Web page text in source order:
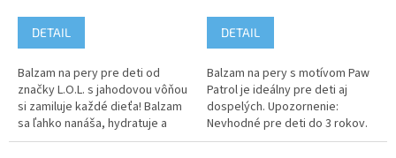
DETAIL
Balzam na pery pre deti od
značky L.O.L. s jahodovou vôňou
si zamiluje každé dieťa! Balzam
sa ľahko nanáša, hydratuje a
zároveň ošetruje jemné detské
DETAIL
Balzam na pery s motívom Paw
Patrol je ideálny pre deti aj
dospelých. Upozornenie:
Nevhodné pre deti do 3 rokov.
Môže obsahovať malé časti,